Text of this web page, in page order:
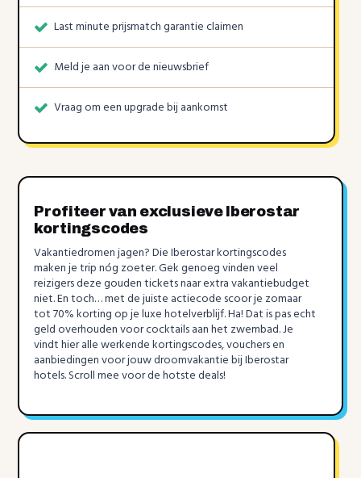
Last minute prijsmatch garantie claimen
Meld je aan voor de nieuwsbrief
Vraag om een upgrade bij aankomst
Profiteer van exclusieve Iberostar
kortingscodes
Vakantiedromen jagen? Die Iberostar kortingscodes
maken je trip nóg zoeter. Gek genoeg vinden veel
reizigers deze gouden tickets naar extra vakantiebudget
niet. En toch… met de juiste actiecode scoor je zomaar
tot 70% korting op je luxe hotelverblijf. Ha! Dat is pas echt
geld overhouden voor cocktails aan het zwembad. Je
vindt hier alle werkende kortingscodes, vouchers en
aanbiedingen voor jouw droomvakantie bij Iberostar
hotels. Scroll mee voor de hotste deals!